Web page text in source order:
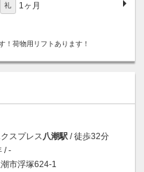
礼
1ヶ月
！荷物用リフトあります！
スプレス八潮駅 / 徒歩32分
/ -
市浮塚624-1